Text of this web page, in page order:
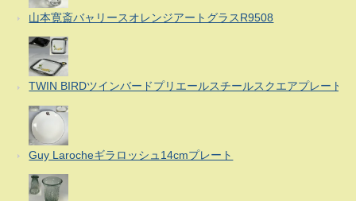
山本寛斎バャリースオレンジアートグラスR9508
TWIN BIRDツインバードプリエールスチールスクエアプレート
Guy Larocheギラロッシュ14cmプレート